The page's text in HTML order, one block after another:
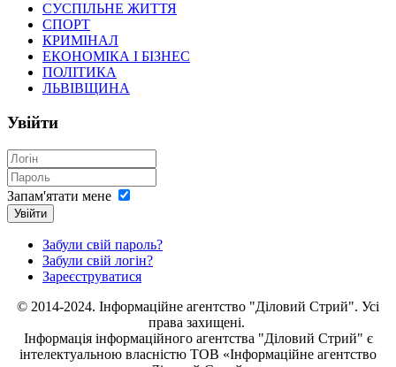
СУСПІЛЬНЕ ЖИТТЯ
СПОРТ
КРИМІНАЛ
ЕКОНОМІКА І БІЗНЕС
ПОЛІТИКА
ЛЬВІВЩИНА
Увійти
Запам'ятати мене
Увійти
Забули свій пароль?
Забули свій логін?
Зареєструватися
© 2014-2024. Інформаційне агентство "Діловий Стрий". Усі
права захищені.
Інформація інформаційного агентства "Діловий Стрий" є
інтелектуальною власністю ТОВ «Інформаційне агентство